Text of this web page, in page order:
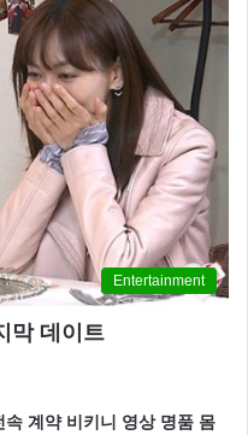
Entertainment
막 데이트
속 계약 비키니 영상 명품 몸